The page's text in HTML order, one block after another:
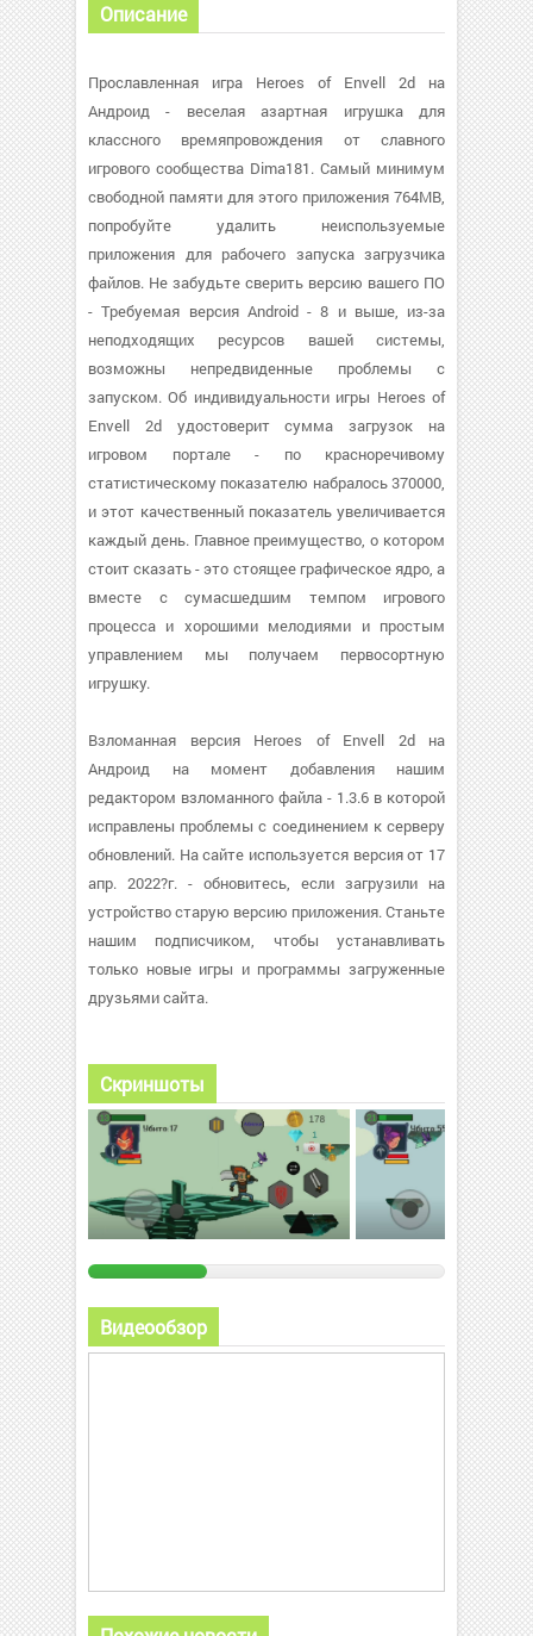
Описание
Прославленная игра Heroes of Envell 2d на
Андроид - веселая азартная игрушка для
классного времяпровождения от славного
игрового сообщества Dima181. Самый минимум
свободной памяти для этого приложения 764MB,
попробуйте удалить неиспользуемые
приложения для рабочего запуска загрузчика
файлов. Не забудьте сверить версию вашего ПО
- Требуемая версия Android - 8 и выше, из-за
неподходящих ресурсов вашей системы,
возможны непредвиденные проблемы с
запуском. Об индивидуальности игры Heroes of
Envell 2d удостоверит сумма загрузок на
игровом портале - по красноречивому
статистическому показателю набралось 370000,
и этот качественный показатель увеличивается
каждый день. Главное преимущество, о котором
стоит сказать - это стоящее графическое ядро, а
вместе с сумасшедшим темпом игрового
процесса и хорошими мелодиями и простым
управлением мы получаем первосортную
игрушку.
Взломанная версия Heroes of Envell 2d на
Андроид на момент добавления нашим
редактором взломанного файла - 1.3.6 в которой
исправлены проблемы с соединением к серверу
обновлений. На сайте используется версия от 17
апр. 2022?г. - обновитесь, если загрузили на
устройство старую версию приложения. Станьте
нашим подписчиком, чтобы устанавливать
только новые игры и программы загруженные
друзьями сайта.
Скриншоты
Видеообзор